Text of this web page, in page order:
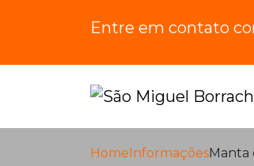
Entre em contato
Home InformaçõesManta